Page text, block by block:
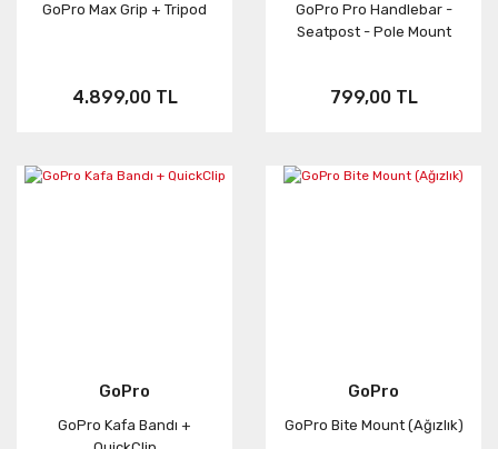
GoPro Max Grip + Tripod
4.899,00 TL
GoPro Pro Handlebar -
Seatpost - Pole Mount
799,00 TL
GoPro
GoPro Kafa Bandı +
GoPro
GoPro Bite Mount (Ağızlık)